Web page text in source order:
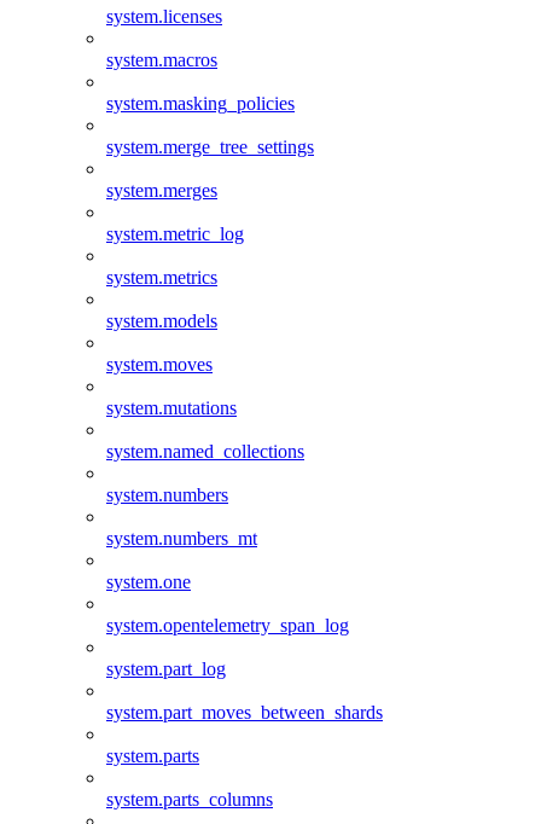
system.licenses
system.macros
system.masking_policies
system.merge_tree_settings
system.merges
system.metric_log
system.metrics
system.models
system.moves
system.mutations
system.named_collections
system.numbers
system.numbers_mt
system.one
system.opentelemetry_span_log
system.part_log
system.part_moves_between_shards
system.parts
system.parts_columns